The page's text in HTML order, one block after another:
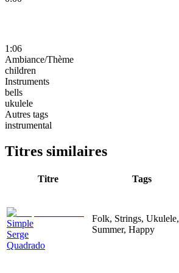
1:06
Ambiance/Thème
children
Instruments
bells
ukulele
Autres tags
instrumental
Titres similaires
Titre Tags
Simple
Serge
Quadrado
Folk, Strings, Ukulele,
Summer, Happy